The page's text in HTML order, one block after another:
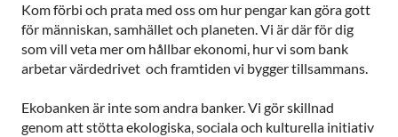
Kom förbi och prata med oss om hur pengar kan göra gott
för människan, samhället och planeten. Vi är där för dig
som vill veta mer om hållbar ekonomi, hur vi som bank
arbetar värdedrivet och framtiden vi bygger tillsammans.
Ekobanken är inte som andra banker. Vi gör skillnad
genom att stötta ekologiska, sociala och kulturella initiativ